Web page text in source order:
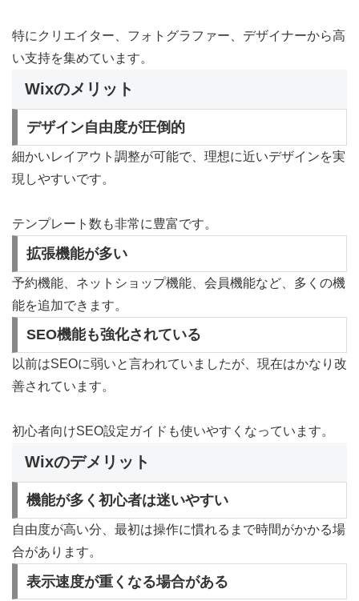
特にクリエイター、フォトグラファー、デザイナーから高
い支持を集めています。
Wixのメリット
デザイン自由度が圧倒的
細かいレイアウト調整が可能で、理想に近いデザインを実
現しやすいです。
テンプレート数も非常に豊富です。
拡張機能が多い
予約機能、ネットショップ機能、会員機能など、多くの機
能を追加できます。
SEO機能も強化されている
以前はSEOに弱いと言われていましたが、現在はかなり改
善されています。
初心者向けSEO設定ガイドも使いやすくなっています。
Wixのデメリット
機能が多く初心者は迷いやすい
自由度が高い分、最初は操作に慣れるまで時間がかかる場
合があります。
表示速度が重くなる場合がある